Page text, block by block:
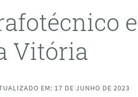
Vitória
EM: 17 DE JUNHO DE 2023